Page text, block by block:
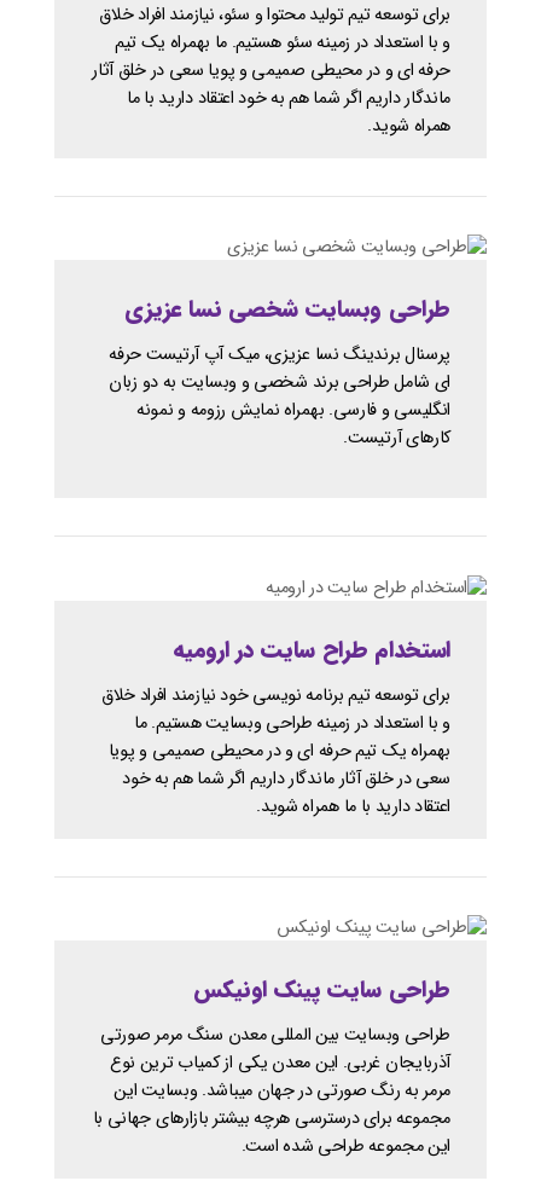
برای توسعه تیم تولید محتوا و سئو، نیازمند افراد خلاق
و با استعداد در زمینه سئو هستیم. ما بهمراه یک تیم
حرفه ای و در محیطی صمیمی و پویا سعی در خلق آثار
ماندگار داریم اگر شما هم به خود اعتقاد دارید با ما
همراه شوید.
طراحی وبسایت شخصی نسا عزیزی
پرسنال برندینگ نسا عزیزی، میک آپ آرتیست حرفه
ای شامل طراحی برند شخصی و وبسایت به دو زبان
انگلیسی و فارسی. بهمراه نمایش رزومه و نمونه
کارهای آرتیست.
استخدام طراح سایت در ارومیه
برای توسعه تیم برنامه نویسی خود نیازمند افراد خلاق
و با استعداد در زمینه طراحی وبسایت هستیم. ما
بهمراه یک تیم حرفه ای و در محیطی صمیمی و پویا
سعی در خلق آثار ماندگار داریم اگر شما هم به خود
اعتقاد دارید با ما همراه شوید.
طراحی سایت پینک اونیکس
طراحی وبسایت بین المللی معدن سنگ مرمر صورتی
آذربایجان غربی. این معدن یکی از کمیاب ترین نوع
مرمر به رنگ صورتی در جهان میباشد. وبسایت این
مجموعه برای درسترسی هرچه بیشتر بازارهای جهانی با
این مجموعه طراحی شده است.